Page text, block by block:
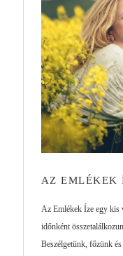
AZ EMLÉKEK
Az Emlékek Íze egy kis
időnként
Beszélgetünk, főzünk